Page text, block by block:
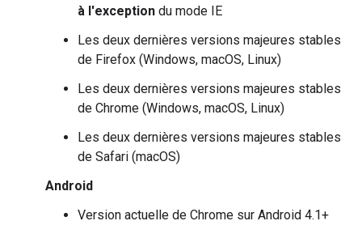
à l'exception du mode IE
Les deux dernières versions majeures stables
de Firefox (Windows, macOS, Linux)
Les deux dernières versions majeures stables
de Chrome (Windows, macOS, Linux)
Les deux dernières versions majeures stables
de Safari (macOS)
Android
Version actuelle de Chrome sur Android 4.1+